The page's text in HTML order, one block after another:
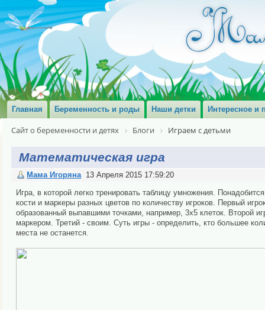
Главная Беременность и роды Наши детки Интересное и
Сайт о беременности и детях Блоги Играем с детьми
Математическая игра
Мама Игоряна 13 Апреля 2015 17:59:20
Игра, в которой легко тренировать таблицу умножения.
кости и маркеры разных цветов по количеству игроков. Первый
образованный выпавшими точками, например, 3х5 клеток. Второй
маркером. Третий - своим. Суть игры - определить, кто большее
места не останется.